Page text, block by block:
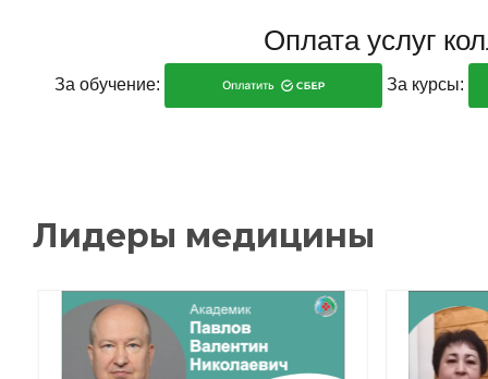
Оплата услуг
За обучение: За курсы: